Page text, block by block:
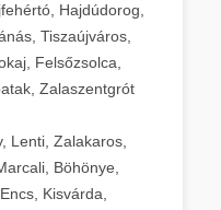
Hajdúdorog,
Tiszaújváros,
Felsőzsolca,
Zalaszentgrót
Lenti, Zalakaros,
Böhönye,
Kisvárda,